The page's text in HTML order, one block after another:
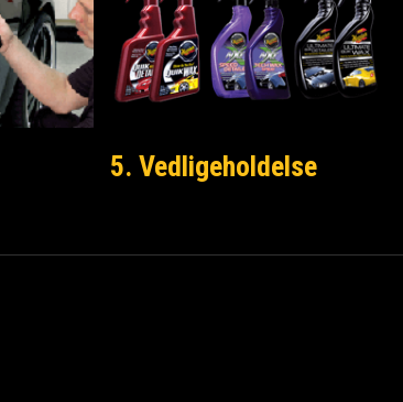
5. Vedligeholdelse